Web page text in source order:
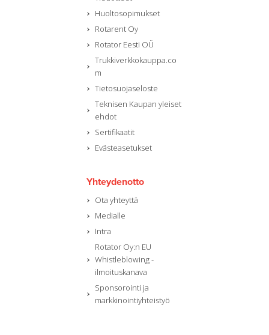
Huoltosopimukset
Rotarent Oy
Rotator Eesti OÜ
Trukkiverkkokauppa.co
m
Tietosuojaseloste
Teknisen Kaupan yleiset
ehdot
Sertifikaatit
Evästeasetukset
Yhteydenotto
Ota yhteyttä
Medialle
Intra
Rotator Oy:n EU
Whistleblowing -
ilmoituskanava
Sponsorointi ja
markkinointiyhteistyö